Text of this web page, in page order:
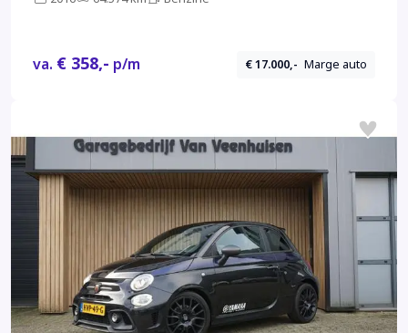
va. € 358,- p/m € 17.000,- Marge auto